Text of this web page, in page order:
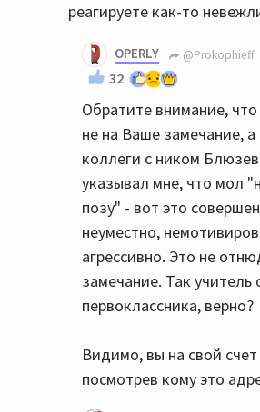
реагируете как-то
OPERLY @Prokophieff
32
Обратите внимание,
не на Ваше замечание,
коллеги с ником
указывал мне, что мол
позу" - вот это
неуместно,
агрессивно. Это не
замечание. Так учитель
первоклассника, верно?
Видимо, вы на свой
посмотрев кому это